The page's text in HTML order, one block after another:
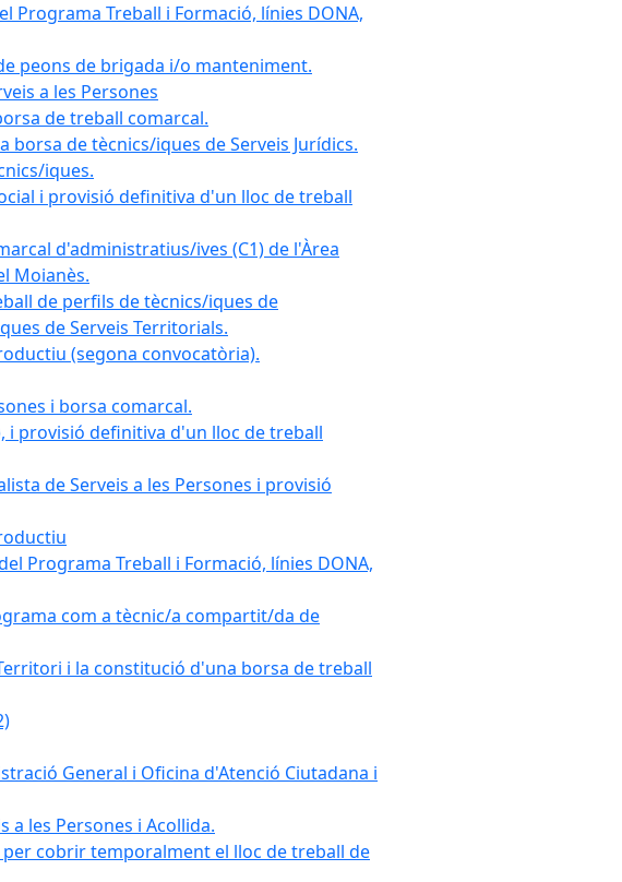
Programa Treball i Formació, línies DONA,
peons de brigada i/o manteniment.
a les Persones
de treball comarcal.
de tècnics/iques de Serveis Jurídics.
iques.
i provisió definitiva d'un lloc de treball
d'administratius/ives (C1) de l'Àrea
Moianès.
de perfils de tècnics/iques de
de Serveis Territorials.
(segona convocatòria).
i borsa comarcal.
i provisió definitiva d'un lloc de treball
de Serveis a les Persones i provisió
Programa Treball i Formació, línies DONA,
com a tècnic/a compartit/da de
i la constitució d'una borsa de treball
General i Oficina d'Atenció Ciutadana i
a les Persones i Acollida.
cobrir temporalment el lloc de treball de